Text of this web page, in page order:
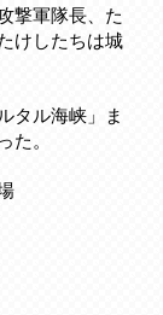
撃軍隊長、た
けしたちは城
タル海峡」ま
た。